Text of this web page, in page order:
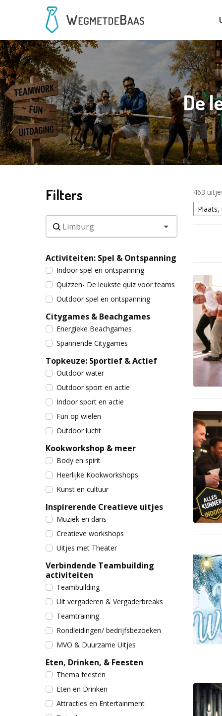
De
Filters
Activiteiten: Spel & Ontspanning
Indoor spel en ontspanning
Quizzen- De leukste quiz voor teams
Outdoor spel en ontspanning
Citygames & Beachgames
Energieke Beachgames
Spannende Citygames
Topkeuze: Sportief & Actief
Outdoor water
Outdoor sport en actie
Indoor sport en actie
Fun op wielen
Outdoor lucht
Kookworkshop & meer
Body en spirit
Heerlijke Kookworkshops
Kunst en cultuur
Inspirerende Creatieve uitjes
Muziek en dans
Creatieve workshops
Uitjes met Theater
Verbindende Teambuilding
activiteiten
Teambuilding
Uit vergaderen & Vergaderbreaks
Teamtraining
Rondleidingen/ bedrijfsbezoeken
MVO & Duurzame Uitjes
Eten, Drinken, & Feesten
Thema feesten
Eten en Drinken
Attracties en Entertainment
463